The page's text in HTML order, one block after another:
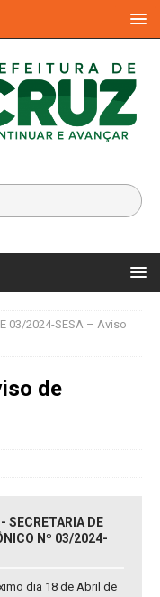
03/2024-SESA – Aviso
de
SECRETARIA DE
Nº 03/2024-
dia 18 de Abril de